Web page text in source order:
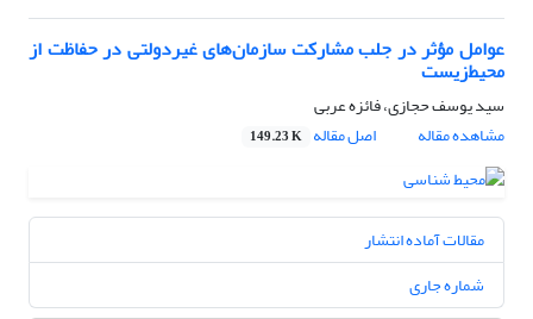
عوامل مؤثر در جلب مشارکت سازمان‌های غیردولتی در حفاظت از
محیط‌زیست
سید یوسف حجازی، فائزه عربی
مشاهده مقاله
اصل مقاله 149.23 K
مقالات آماده انتشار
شماره جاری